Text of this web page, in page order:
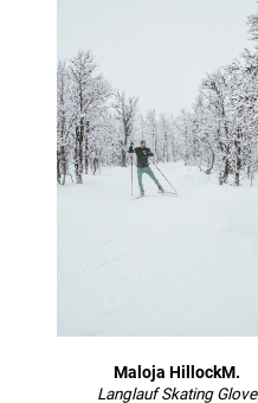
Maloja HillockM.
Langlauf Skating Glove